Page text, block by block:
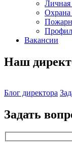
Личная
Охрана
Вакансии
Наш
Блог директора
Задать